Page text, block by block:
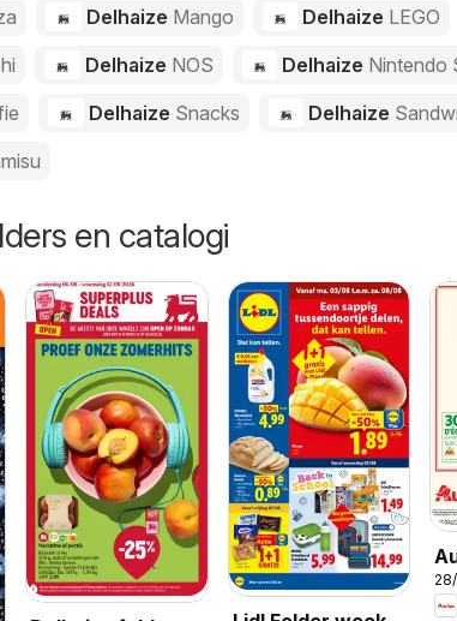
Delhaize Mango Delhaize LEGO
Delhaize NOS Delhaize Nintendo
Delhaize Snacks Delhaize
en catalogi